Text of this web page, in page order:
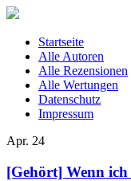
Startseite
Alle Autoren
Alle Rezensionen
Alle Wertungen
Datenschutz
Impressum
Apr. 24
[Gehört] Wenn